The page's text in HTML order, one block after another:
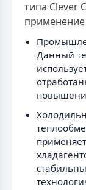
типа Clever
применение
Данный